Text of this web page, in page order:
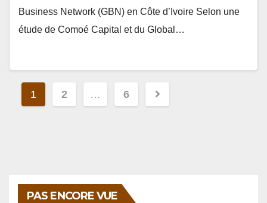
Business Network (GBN) en Côte d’Ivoire Selon une
étude de Comoé Capital et du Global…
Navigation
1 2 … 6
PAS ENCORE VUE